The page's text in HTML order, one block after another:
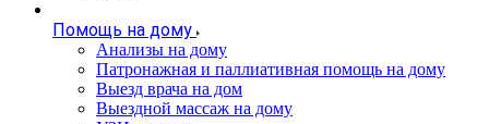
Помощь на дому
Анализы на дому
Патронажная и паллиативная помощь на дому
Выезд врача на дом
Выездной массаж на дому